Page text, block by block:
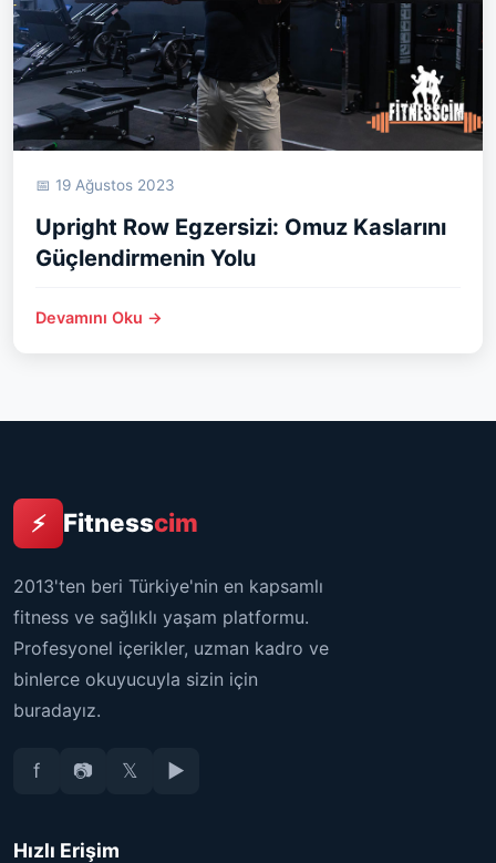
📅 19 Ağustos 2023
Upright Row Egzersizi: Omuz Kaslarını
Güçlendirmenin Yolu
Devamını Oku →
⚡ Fitnesscim
2013'ten beri Türkiye'nin en kapsamlı
fitness ve sağlıklı yaşam platformu.
Profesyonel içerikler, uzman kadro ve
binlerce okuyucuyla sizin için
buradayız.
f 📷 𝕏 ▶
Hızlı Erişim